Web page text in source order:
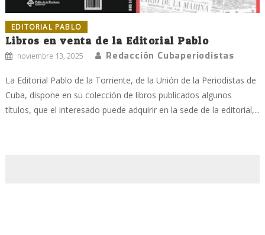
EDITORIAL PABLO
Libros en venta de la Editorial Pablo
noviembre 13, 2025 Redacción Cubaperiodistas
La Editorial Pablo de la Torriente, de la Unión de la Periodistas de
Cuba, dispone en su colección de libros publicados algunos
títulos, que el interesado puede adquirir en la sede de la editorial,...